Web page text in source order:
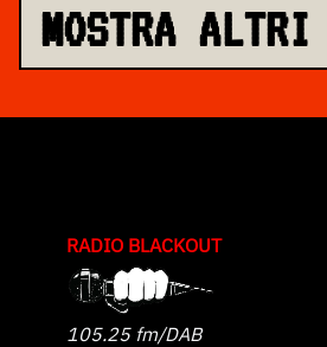
MOSTRA ALTRI
RADIO BLACKOUT
105.25 fm/DAB